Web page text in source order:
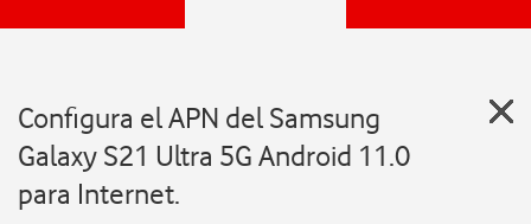
Configura el APN del Samsung
Galaxy S21 Ultra 5G Android 11.0
para Internet.